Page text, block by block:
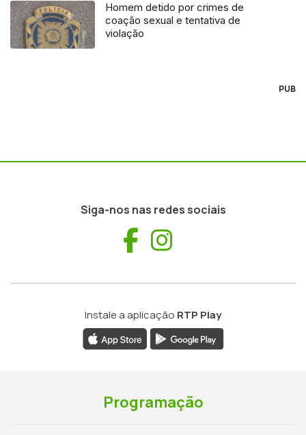
Homem detido por crimes de
coação sexual e tentativa de
violação
PUB
Siga-nos nas redes sociais
Facebook
Instale a aplicação RTP Play
Programação